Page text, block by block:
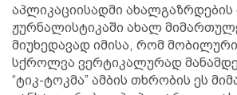
აპლიკაციისადმი ახალგაზრდების
ჟურნალისტიკაში ახალ
მიუხედავად იმისა, რომ
სქროლვა ვერტიკალურად
“ტიკ-ტოკმა” ამბის თხრობის ეს